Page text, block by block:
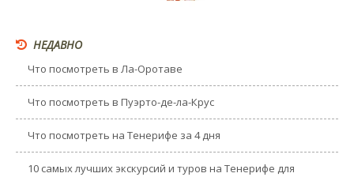
НЕДАВНО
Что посмотреть в Ла-Оротаве
Что посмотреть в Пуэрто-де-ла-Крус
Что посмотреть на Тенерифе за 4 дня
10 самых лучших экскурсий и туров на Тенерифе для